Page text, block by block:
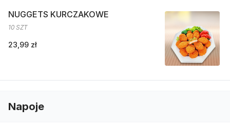
NUGGETS KURCZAKOWE
10 SZT
23,99 zł
Napoje